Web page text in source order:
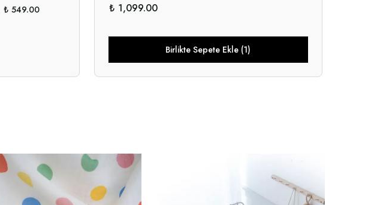
₺ 549.00
₺ 1,099.00
Birlikte Sepete Ekle (1)